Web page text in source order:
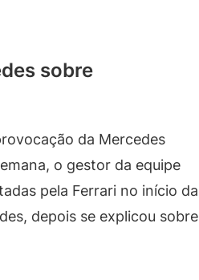
sobre
da Mercedes
o gestor da equipe
pela Ferrari no início da
depois se explicou sobre